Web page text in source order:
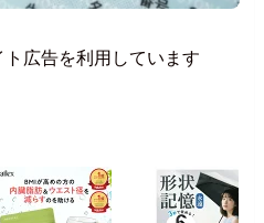
広告を利用しています